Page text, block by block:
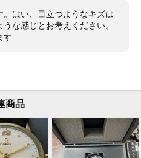
ューズ含まず
20cm
。はい、目立つようなキズは
な感じとお考えください。
す
商品